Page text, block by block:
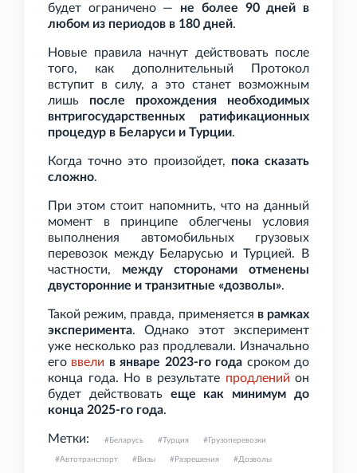
будет ограничено — не более 90 дней в
любом из периодов в 180 дней.
Новые правила начнут действовать после
того, как дополнительный Протокол
вступит в силу, а это станет возможным
лишь после прохождения необходимых
внтригосударственных ратификационных
процедур в Беларуси и Турции.
Когда точно это произойдет, пока сказать
сложно.
При этом стоит напомнить, что на данный
момент в принципе облегчены условия
выполнения автомобильных грузовых
перевозок между Беларусью и Турцией. В
частности, между сторонами отменены
двусторонние и транзитные «дозволы».
Такой режим, правда, применяется в рамках
эксперимента. Однако этот эксперимент
уже несколько раз продлевали. Изначально
его ввели в январе 2023-го года сроком до
конца года. Но в результате продлений он
будет действовать еще как минимум до
конца 2025-го года.
Метки: Беларусь Турция Грузоперевозки
Автотранспорт Визы Разрешения Дозволы